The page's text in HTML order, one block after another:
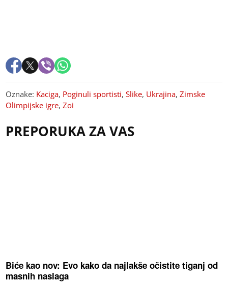
Oznake: Kaciga, Poginuli sportisti,Slike, Ukrajina,Zimske
Olimpijske igre,Zoi
PREPORUKA ZA VAS
Biće kao nov: Evo kako da najlakše očistite tiganj od
masnih naslaga